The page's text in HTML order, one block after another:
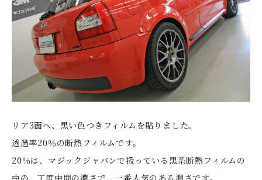
リア3面へ、黒い色つきフィルムを貼りました。
透過率20％の断熱フィルムです。
20％は、マジックジャパンで扱っている黒系断熱フィルムの
中の、丁度中間の濃さで、一番人気のある濃さです。